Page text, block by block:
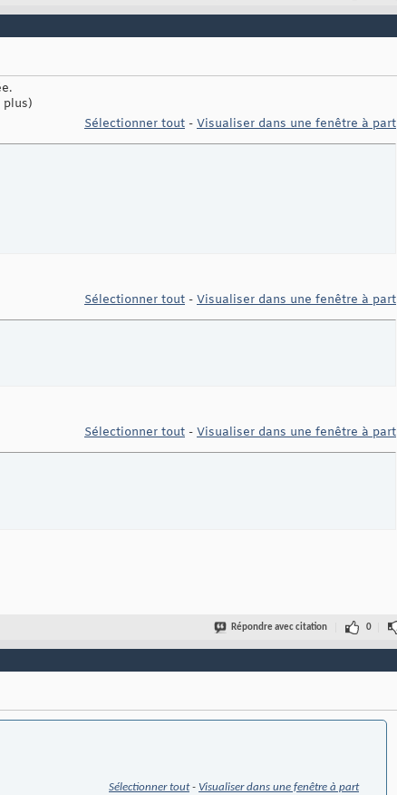
plus)
Sélectionner tout - Visualiser dans une fenêtre à part
Sélectionner tout - Visualiser dans une fenêtre à part
Sélectionner tout - Visualiser dans une fenêtre à part
Répondre avec citation 0
Sélectionner tout- Visualiser dans une fenêtre à part